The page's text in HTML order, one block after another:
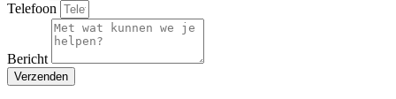
Telefoon
Bericht
Verzenden